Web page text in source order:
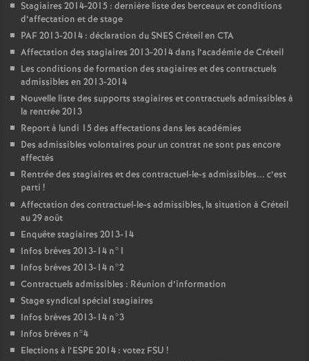
Stagiaires 2014-2015 : dernière liste des berceaux et conditions
d’affectation et de stage
PAF2013-2014 : déclaration duSNESCréteil en CTA
Affectation des stagiaires 2013-2014 dans l’académie de Créteil
Les conditions de formation des stagiaires et des contractuels
admissibles en 2013-2014
Nouvelle liste des supports stagiaires et contractuels admissibles à
la rentrée 2013
Report à lundi 15 des affectations dans les académies
Des admissibles volontaires pour un contrat ne sont pas encore
affectés
Rentrée des stagiaires et des contractuel-le-s admissibles... c’est
parti !
Affectation des contractuel-le-s admissibles, la situation à Créteil
au 29 août
Enquête stagiaires 2013-14
Infos brèves 2013-14 n°1
Infos brèves 2013-14 n°2
Contractuels admissibles : Réunion d’information
Stage syndical spécial stagiaires
Infos brèves 2013-14 n°3
Infos brèves n°4
Elections à l’ESPE 2014 : votez FSU !